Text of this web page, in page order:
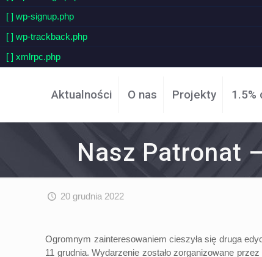
[ ] wp-signup.php
[ ] wp-trackback.php
[ ] xmlrpc.php
Aktualności O nas Projekty 1.5%
Nasz Patronat
20 grudnia 2022
Ogromnym zainteresowaniem cieszyła się druga
11 grudnia. Wydarzenie zostało zorganizowane